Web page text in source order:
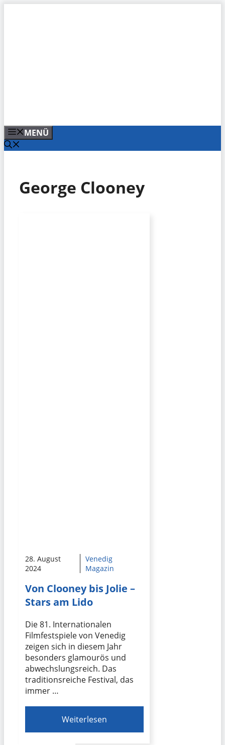
MENÜ
George Clooney
28. August
2024
Venedig
Magazin
Von Clooney bis Jolie –
Stars am Lido
Die 81. Internationalen
Filmfestspiele von Venedig
zeigen sich in diesem Jahr
besonders glamourös und
abwechslungsreich. Das
traditionsreiche Festival, das
immer …
Weiterlesen